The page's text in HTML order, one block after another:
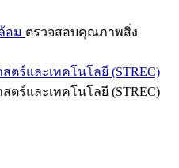
อม ตรวจสอบคุณภาพสิ่ง
ตร์และเทคโนโลยี (STREC)
ตร์และเทคโนโลยี (STREC)